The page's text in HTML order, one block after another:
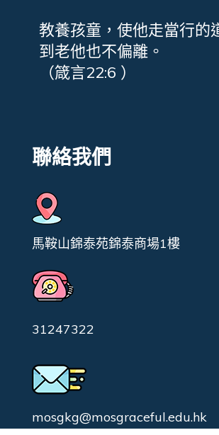
教養孩童，使他走當行的
到老他也不偏離。
（箴言22:6 ）
聯絡我們
馬鞍山錦泰苑錦泰商場1樓
31247322
mosgkg@mosgraceful.edu.hk